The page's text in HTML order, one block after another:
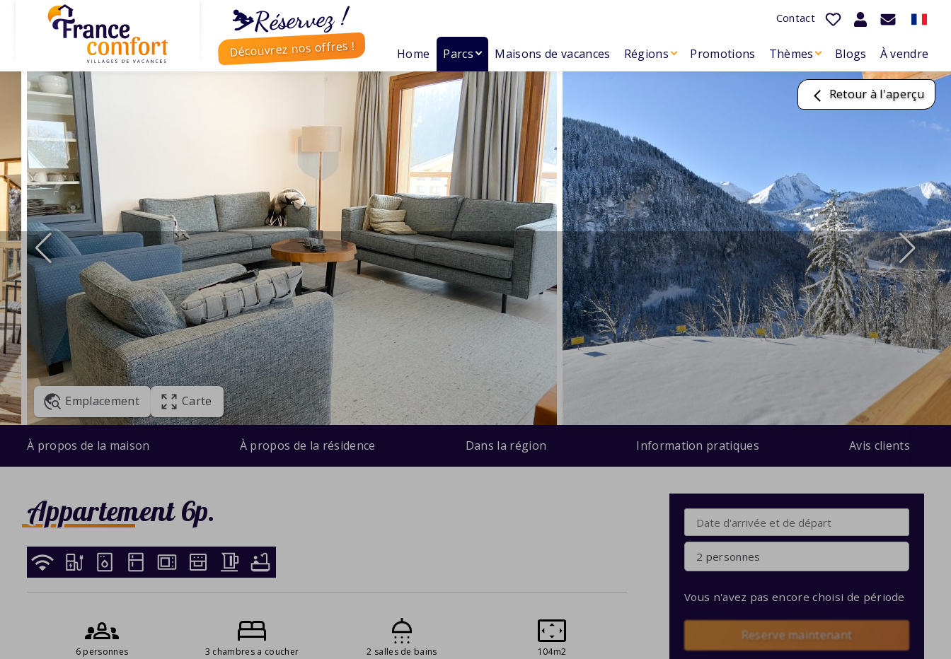
⛷️Réservez !
Découvrez nos offres !
Contact
Home Parcs Maisons de vacances Régions Promotions Thèmes Blogs À vendre
Retour à l'aperçu
Emplacement Carte
À propos de la maison À propos de la résidence Dans la région Information pratiques Avis clients
Appartement 6p.
6 personnes 3 chambres a coucher 2 salles de bains 104m2
2 personnes
Vous n'avez pas encore choisi de période
Reserve maintenant